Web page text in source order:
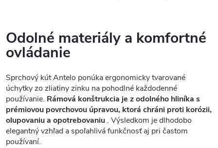
Odolné materiály a komfortné
ovládanie
Sprchový kút Antelo ponúka ergonomicky tvarované
úchytky zo zliatiny zinku na pohodlné každodenné
používanie. Rámová konštrukcia je z odolného hliníka s
prémiovou povrchovou úpravou, ktorá chráni proti korózii,
olupovaniu a opotrebovaniu . Výsledkom je dlhodobo
elegantný vzhľad a spoľahlivá funkčnosť aj pri častom
používaní.